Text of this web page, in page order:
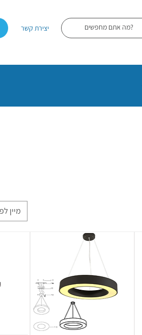
יצירת קשר
מיין